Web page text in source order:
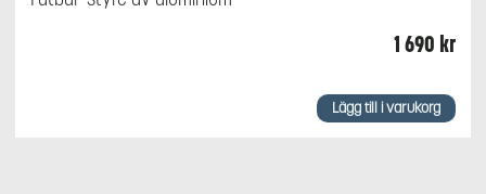
1 690 kr
Lägg till i varukorg